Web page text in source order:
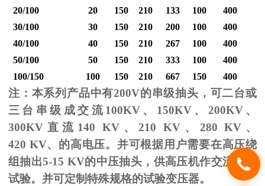
20/100
20 150 210 133 100 400
30/100
30 150 210 200 100 400
40/100
40 150 210 267 100 400
50/100
50 150 210 333 100 400
100/150
100 150 210 667 150 400
注：本系列产品中有200V的串级抽头，可二台或
三台串级成交流100KV、 150KV、 200KV、
300KV 直流 140 KV、210 KV 、 280 KV 、
420 KV、的高电压。并可根据用户需要在高压绕
组抽出5-15 KV的中压抽头，供高压机作交流耐压
试验。并可定制特殊规格的试验变压器。